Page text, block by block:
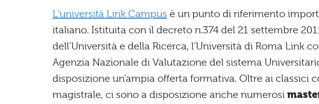
L’università Link Campus è un punto di riferimento
italiano. Istituita con il decreto n.374 del 21 settembre
dell’Università e della Ricerca, l’Università di Roma Link
Agenzia Nazionale di Valutazione del sistema
disposizione un’ampia offerta formativa. Oltre ai classici
magistrale, ci sono a disposizione anche numerosi